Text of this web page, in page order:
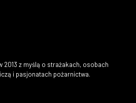
2013 z myślą o strażakach, osobach
i pasjonatach pożarnictwa.